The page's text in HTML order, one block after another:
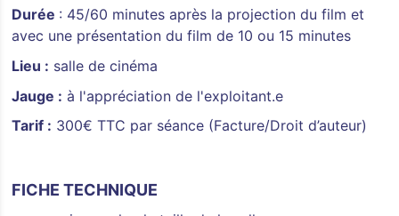
Durée : 45/60 minutes après la projection du film et
avec une présentation du film de 10 ou 15 minutes
Lieu : salle de cinéma
Jauge : à l'appréciation de l'exploitant.e
Tarif : 300€ TTC par séance (Facture/Droit d’auteur)
FICHE TECHNIQUE